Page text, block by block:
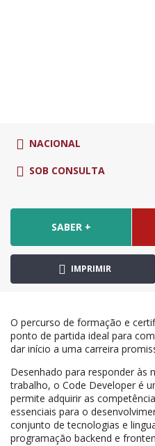
NACIONAL
SOB CONSULTA
SABER +
IMPRIMIR
O percurso de formação e
ponto de partida ideal para
dar início a uma carreira
Desenhado para responder às
trabalho, o Code Developer é
permite adquirir as
essenciais para o
conjunto de tecnologias e
programação backend e